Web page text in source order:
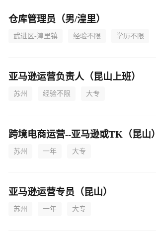
仓库管理员（男/湟里）
武进区-湟里镇 经验不限 学历不限
亚马逊运营负责人（昆山上班）
苏州 经验不限 大专
跨境电商运营--亚马逊或TK（昆山）
苏州 一年 大专
亚马逊运营专员（昆山）
苏州 一年 大专